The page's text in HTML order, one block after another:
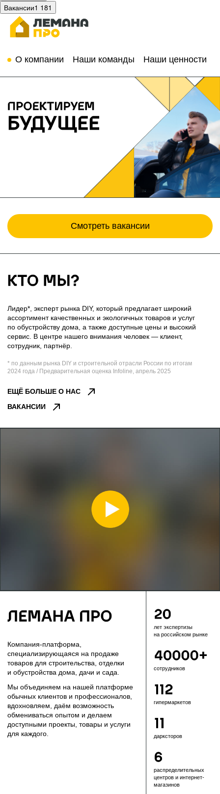
Вакансии1 181
О компании Наши команды Наши ценности
Смотреть вакансии
Лидер*, эксперт рынка DIY, который предлагает широкий
ассортимент качественных и экологичных товаров и услуг
по обустройству дома, а также доступные цены и высокий
сервис. В центре нашего внимания человек — клиент,
сотрудник, партнёр.
* по данным рынка DIY и строительной отрасли России по итогам
2024 года / Предварительная оценка Infoline, апрель 2025
ЕЩЁ БОЛЬШЕ О НАС
ВАКАНСИИ
Компания-платформа,
специализирующаяся на продаже
товаров для строительства, отделки
и обустройства дома, дачи и сада.
Мы объединяем на нашей платформе
обычных клиентов и профессионалов,
вдохновляем, даём возможность
обмениваться опытом и делаем
доступными проекты, товары и услуги
для каждого.
лет экспертизы
на российском рынке
сотрудников
гипермаркетов
дарксторов
распредели­тель­ных
центров и интернет-
магазинов